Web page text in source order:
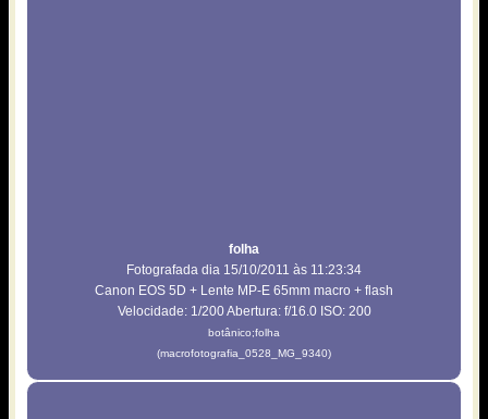
folha
Fotografada dia 15/10/2011 às 11:23:34
Canon EOS 5D + Lente MP-E 65mm macro + flash
Velocidade: 1/200 Abertura: f/16.0 ISO: 200
botânico;folha
(macrofotografia_0528_MG_9340)